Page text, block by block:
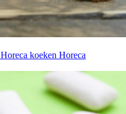
Horeca koeken Horeca